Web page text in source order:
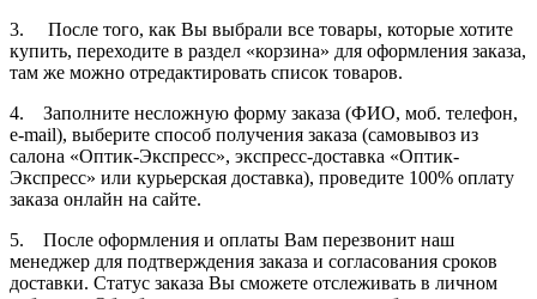
3. После того, как Вы выбрали все товары, которые хотите
купить, переходите в раздел «корзина» для оформления заказа,
там же можно отредактировать список товаров.
4. Заполните несложную форму заказа (ФИО, моб. телефон,
e-mail), выберите способ получения заказа (самовывоз из
салона «Оптик-Экспресс», экспресс-доставка «Оптик-
Экспресс» или курьерская доставка), проведите 100% оплату
заказа онлайн на сайте.
5. После оформления и оплаты Вам перезвонит наш
менеджер для подтверждения заказа и согласования сроков
доставки. Статус заказа Вы сможете отслеживать в личном